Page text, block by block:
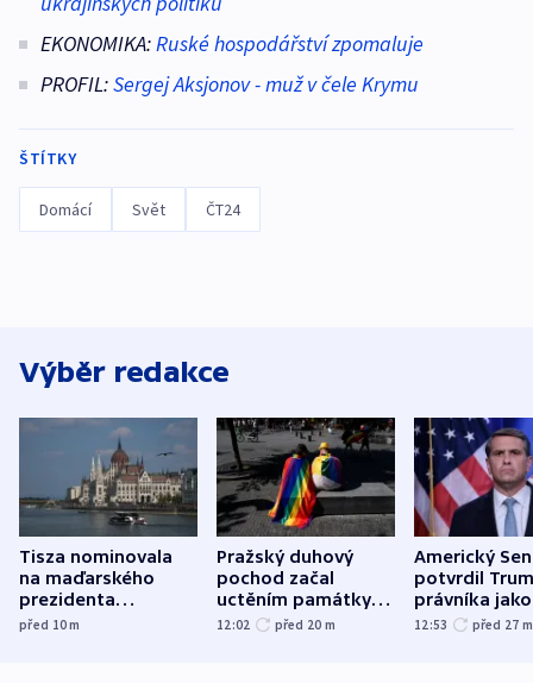
EKONOMIKA:Ruské hospodářství zpomaluje
PROFIL:Sergej Aksjonov - muž v čele Krymu
ŠTÍTKY
Domácí Svět ČT24
Výběr redakce
Tisza nominovala
na maďarského
prezidenta
bývalého šéfa
před 10m
Pražský duhový
pochod začal
uctěním památky
obětí berlínského
12:02 před 20 m
Americký
potvrdil
právníka jako
ministra
12:53 před 27 m